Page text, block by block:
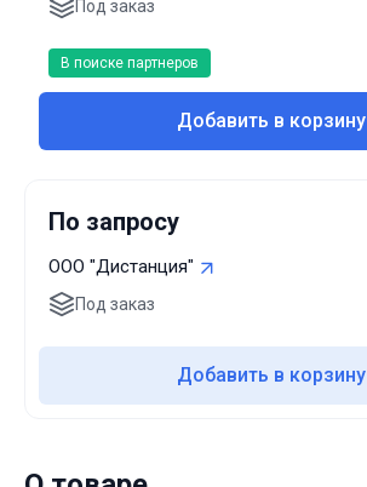
Под заказ
В поиске партнеров
Добавить в корзину
По запросу
ООО "Дистанция"
Под заказ
Добавить в корзину